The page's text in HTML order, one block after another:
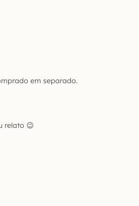
em separado.
relato 😉